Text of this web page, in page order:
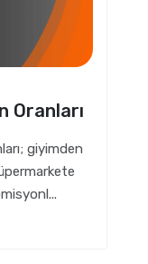
Oranları
giyimden